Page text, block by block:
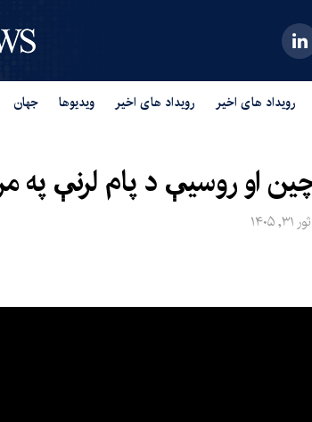
رویداد های اخیر رویداد های اخیر ویدیوها جهان
او روسیې د پام لرنې په
ثور ۳۱, ۱۴۰۵